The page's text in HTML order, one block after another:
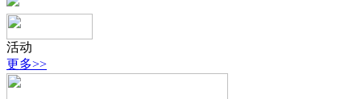
活动
更多>>